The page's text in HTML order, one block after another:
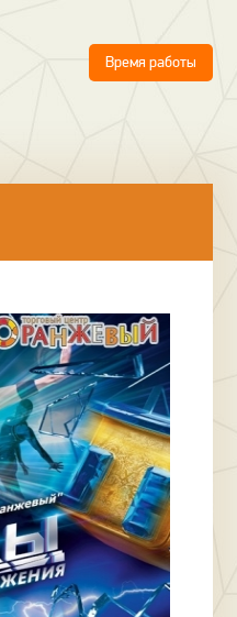
Время работы